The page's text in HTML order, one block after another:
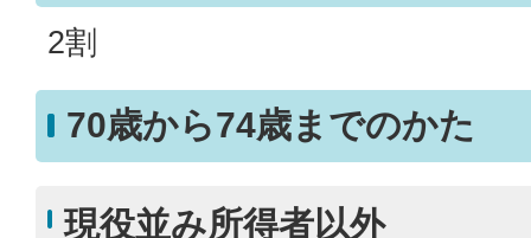
2割
70歳から74歳までのかた
現役並み所得者以外